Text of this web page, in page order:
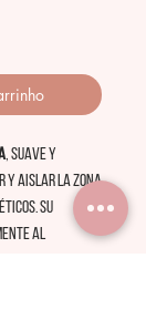
, suave y
y aislar la zona
Su
al